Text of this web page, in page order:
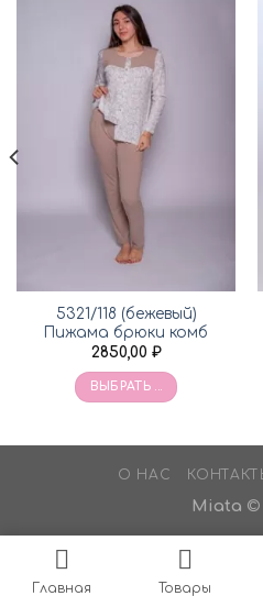
5321/118 (бежевый)
Пижама брюки комб
2850,00 ₽
ВЫБРАТЬ ...
О НАС
Miata ©
Главная Товары